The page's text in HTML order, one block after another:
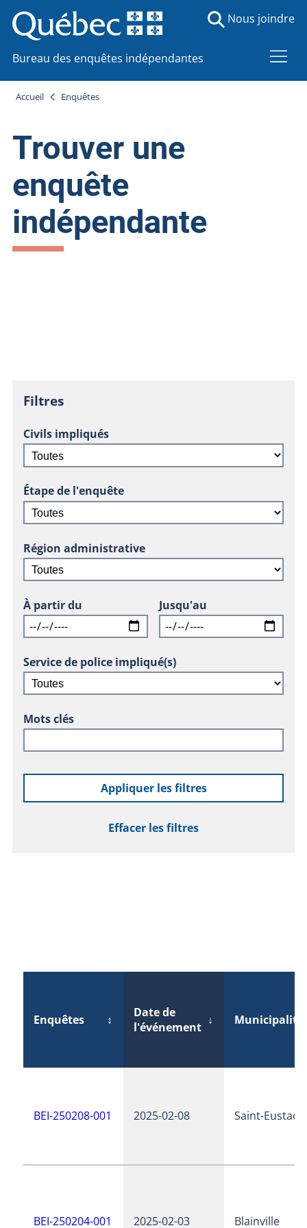
Bureau des enquêtes indépendantes
Nous joindre
Accueil Enquêtes
Trouver une
enquête
indépendante
Filtres
Civils impliqués
Étape de l'enquête
Région administrative
À partir du Jusqu'au
Service de police impliqué(s)
Mots clés
Appliquer les filtres
Effacer les filtres
Enquêtes ↕
Date de
l'événement ↓ Municipalité
BEI-250208-001 2025-02-08 Saint-
BEI-250204-001 2025-02-03 Blainville